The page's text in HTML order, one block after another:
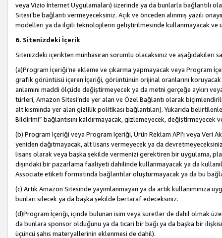
veya Vizio İnternet Uygulamaları) üzerinde ya da bunlarla bağlantılı
Sitesi’be bağlantı vermeyeceksiniz. Açık ve önceden alınmış yazılı
modelleri ya da ilgili teknolojilerin geliştirilmesinde kullanmayacak ve
6. Sitenizdeki İçerik
Sitenizdeki içerikten münhasıran sorumlu olacaksınız ve aşağıdakileri
(a)Program İçeriği’ne ekleme ve çıkarma yapmayacak veya Program
grafik görüntüsü içeren İçeriği, görüntünün orijinal oranlarını
anlamını maddi ölçüde değiştirmeyecek ya da metni gerçeğe aykırı
türleri, Amazon Sitesi’nde yer alan ve Özel Bağlantı olarak
alt kısmında yer alan gizlilik politikası bağlantıları). Yukarıda
Bildirimi” bağlantısını kaldırmayacak, gizlemeyecek,
(b) Program İçeriği veya Program İçeriği, Ürün Reklam API’ı veya Veri
yeniden dağıtmayacak, alt lisans vermeyecek ya da
lisans olarak veya başka şekilde vermenizi gerektiren bir uygulama,
dışındaki bir pazarlama faaliyeti dahilinde kullanmayacak ya da
Associate etiketi formatında bağlantılar oluşturmayacak ya da bu
(c) Artık Amazon Sitesinde yayımlanmayan ya da artık kullanımınıza
bunları silecek ya da başka şekilde bertaraf edeceksiniz.
(d)Program İçeriği, içinde bulunan isim veya suretler de dahil olmak
da bunlara sponsor olduğunu ya da ticari bir bağı ya da başka bir
üçüncü şahıs materyallerinin eklenmesi de dahil).